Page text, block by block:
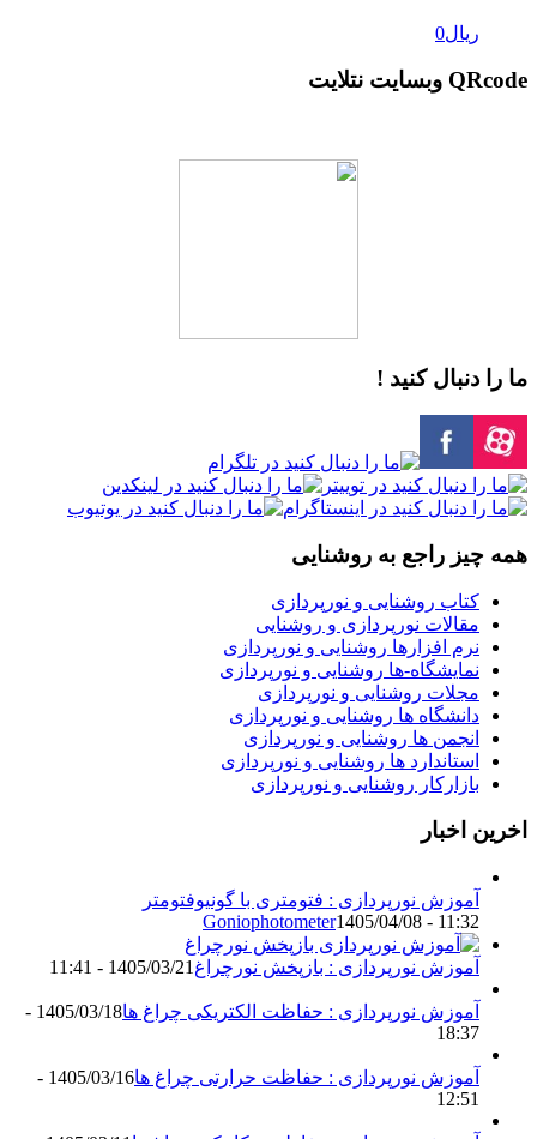
ریال0
QRcode وبسایت نتلایت
ما را دنبال کنید !
همه چیز راجع به روشنایی
کتاب روشنایی و نورپردازی
مقالات نورپردازی و روشنایی
نرم افزارها روشنایی و نورپردازی
نمایشگاه-ها روشنایی و نورپردازی
مجلات روشنایی و نورپردازی
دانشگاه ها روشنایی و نورپردازی
انجمن ها روشنایی و نورپردازی
استاندارد ها روشنایی و نورپردازی
بازارکار روشنایی و نورپردازی
اخرین اخبار
آموزش نورپردازی : فتومتری با گونیوفتومتر
Goniophotometer1405/04/08 - 11:32
آموزش نورپردازی : بازپخش نورچراغ 1405/03/21 - 11:41
آموزش نورپردازی : حفاظت الکتریکی چراغ ها
1405/03/18 -
18:37
آموزش نورپردازی : حفاظت حرارتی چراغ ها
1405/03/16 -
12:51